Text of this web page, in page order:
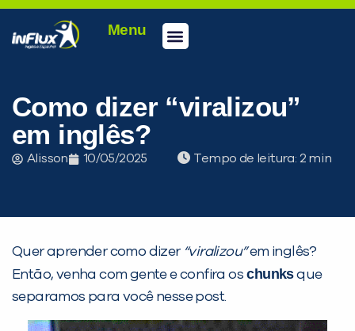
Menu
Como dizer “viralizou”
em inglês?
Alisson 10/05/2025 Tempo de leitura:
Quer aprender como dizer “viralizou”em inglês?
Então, venha com gente e confira os chunksque
separamos para você nesse post.